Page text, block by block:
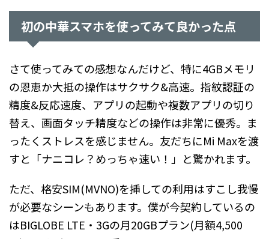
初の中華スマホを使ってみて良かった点
さて使ってみての感想なんだけど、特に4GBメモリ
の恩恵か大抵の操作はサクサク&高速。指紋認証の
精度&反応速度、アプリの起動や複数アプリの切り
替え、画面タッチ精度などの操作は非常に優秀。ま
ったくストレスを感じません。友だちにMi Maxを渡
すと「ナニコレ？めっちゃ速い！」と驚かれます。
ただ、格安SIM(MVNO)を挿しての利用はすこし我慢
が必要なシーンもあります。僕が今契約しているの
はBIGLOBE LTE・3Gの月20GBプラン(月額4,500